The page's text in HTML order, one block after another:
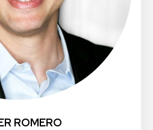
ROMERO